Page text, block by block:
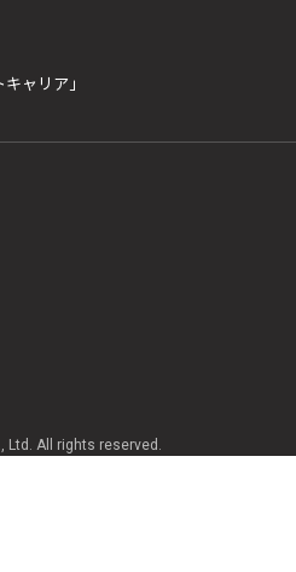
ャリア」
Ltd. All rights reserved.